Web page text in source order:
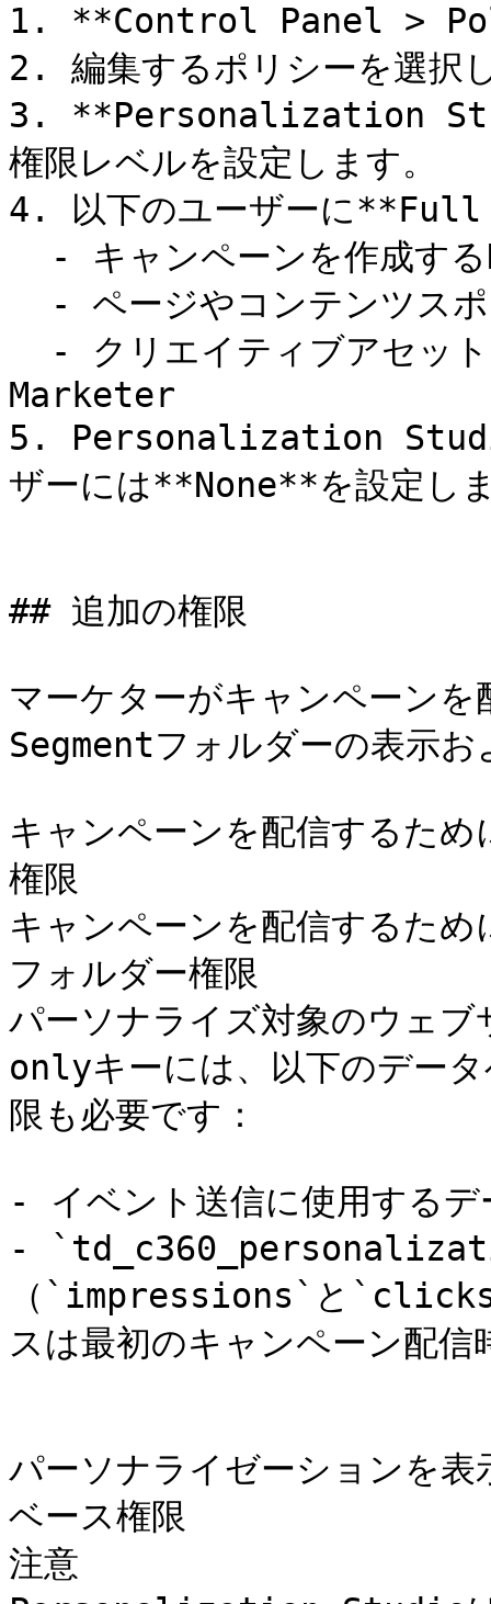
1. **Control Panel >
2. 編集するポリシーを選択
3. **Personalization
権限レベルを設定します。
4. 以下のユーザーに**Full
Marketer
5. Personalization Studio
ザーには**None**を設定し
## 追加の権限
マーケターがキャンペーン
Segmentフォルダーの表示
キャンペーンを配信するた
権限
キャンペーンを配信するた
フォルダー権限
パーソナライズ対象のウェ
onlyキーには、以下のデー
限も必要です：
- イベント送信に使用するデ
-
（`impressions`と`clicks`
スは最初のキャンペーン配信
パーソナライゼーションを
ベース権限
注意